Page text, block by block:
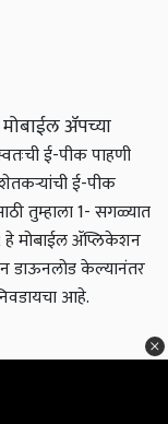
ॲपच्या
ई-पीक पाहणी
ई-पीक
तुम्हाला1- सगळ्यात
हे मोबाईल ॲप्लिकेशन
डाऊनलोड केल्यानंतर
आहे.